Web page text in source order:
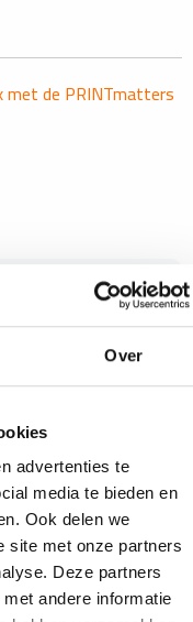
Over
advertenties te
media te bieden en
Ook delen we
site met onze partners
Deze partners
andere informatie
met de PRINTmatters
uv-inkt